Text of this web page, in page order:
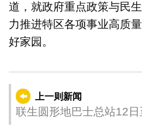
道，就政府重点政策与民
力推进特区各项事业高质
好家园。
上一则新闻
联生圆形地巴士总站12